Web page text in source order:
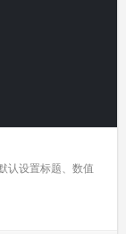
认设置标题、数值